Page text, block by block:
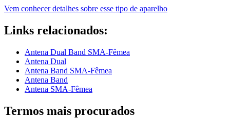
Vem conhecer detalhes sobre esse tipo de aparelho
Links relacionados:
Antena Dual Band SMA-Fêmea
Antena Dual
Antena Band SMA-Fêmea
Antena Band
Antena SMA-Fêmea
Termos mais procurados